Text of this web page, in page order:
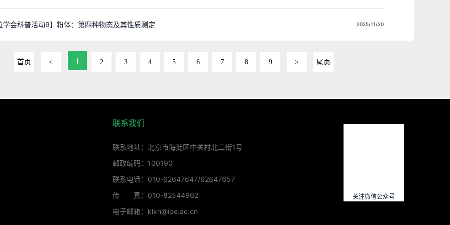
学会科普活动9】粉体：第四种物态及其性质测定 2025/11/20
首页 < 1 2 3 4 5 6 7 8 9 > 尾页
联系我们
联系地址：北京市海淀区中关村北二街1号
邮政编码：100190
联系电话：010-62647647/62647657
传 真：010-82544962
电子邮箱：klxh@ipe.ac.cn
关注微信公众号